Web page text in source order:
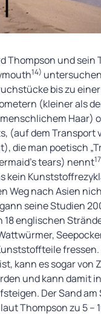
Thompson und sein
14)
bis zu
(kleiner als
Haar)
(auf dem Transport
die man poetisch
tears) nennt
kein
Weg nach Asien
seine Studien
englischen
fressen.
kann es sogar von
und kann damit
Der Sand am
Thompson zu 5 –